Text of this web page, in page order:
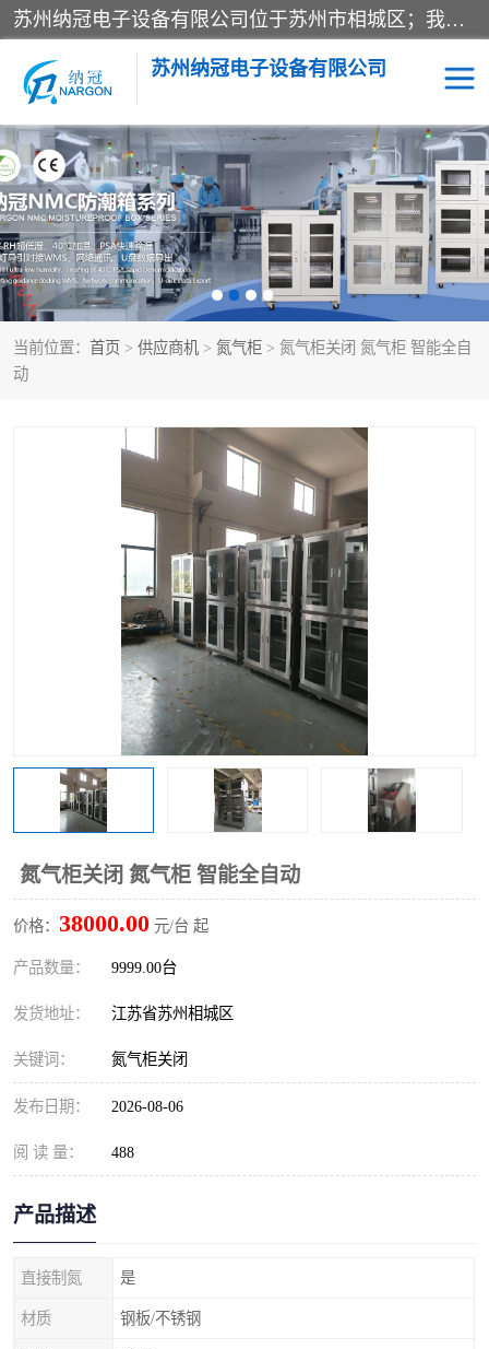
苏州纳冠电子设备有限公司位于苏州市相城区；我司依托国外先进技术结合国内用户的需求，为客户提供具有WMS功能的超低湿快速除湿电子防潮，压缩空气连续干燥柜、智能物料管理氮气储物柜、自制氮氮气柜、防潮氮气组合柜、不锈钢洁净氮气柜、洁净储物柜、石墨舟柜、亮灯导引丝网板存储柜、PCB柔性板气密干燥柜等
苏州纳冠电子设备有限公司
当前位置： 首页 > 供应商机 > 氮气柜 > 氮气柜关闭 氮气柜 智能全自
动
氮气柜关闭 氮气柜 智能全自动
价格： 38000.00 元/台 起
产品数量： 9999.00台
发货地址： 江苏省苏州相城区
关键词： 氮气柜关闭
发布日期： 2026-08-06
阅 读 量： 488
产品描述
直接制氮 是
材质 钢板/不锈钢
电子防潮箱 氮气柜
智能料架 干燥箱